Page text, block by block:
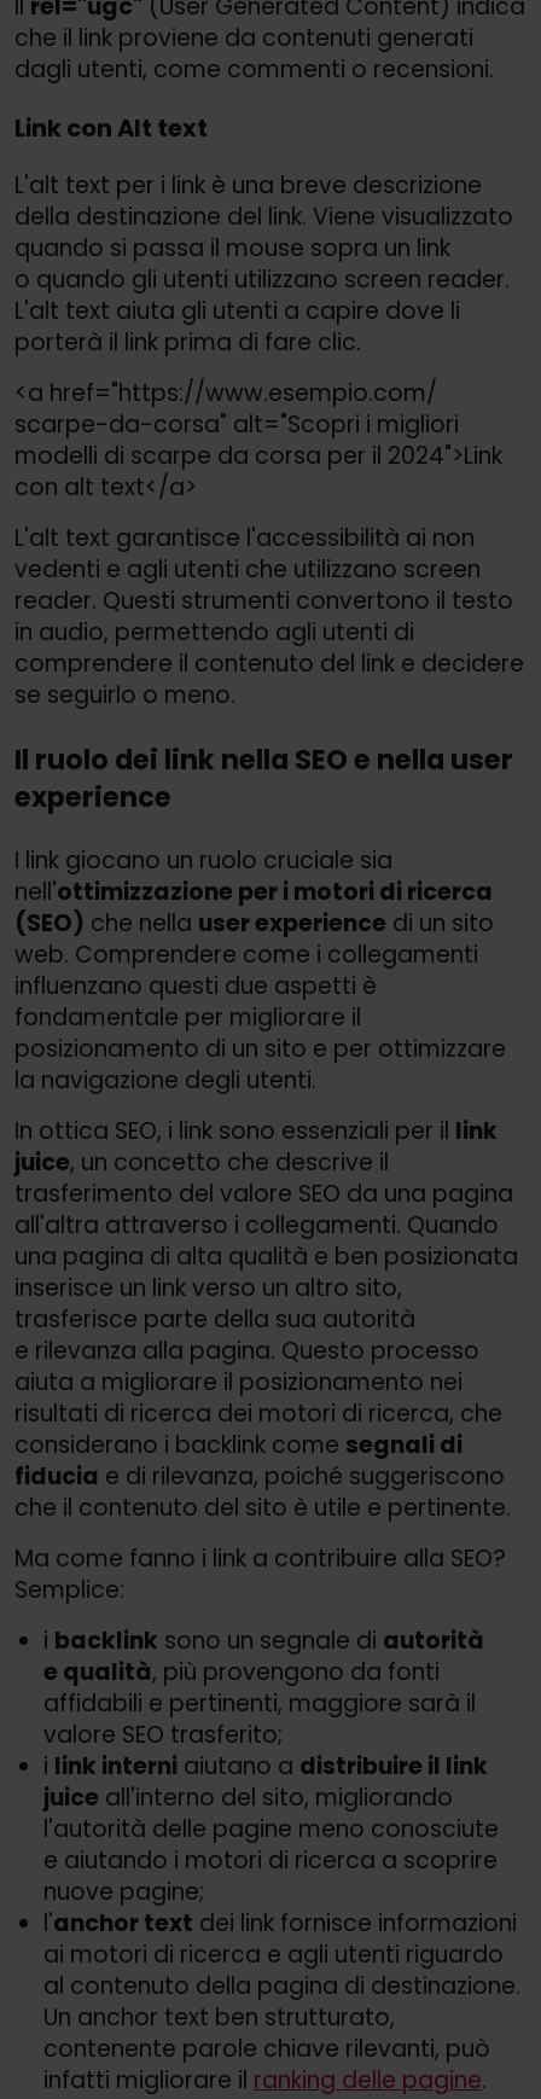
Il rel="ugc" (User Generated Content) indica
che il link proviene da contenuti generati
dagli utenti, come commenti o recensioni.
Link con Alt text
L'alt text per i link è una breve descrizione
della destinazione del link. Viene visualizzato
quando si passa il mouse sopra un link
o quando gli utenti utilizzano screen reader.
L'alt text aiuta gli utenti a capire dove li
porterà il link prima di fare clic.
<a href="https://www.esempio.com/
scarpe-da-corsa" alt="Scopri i migliori
modelli di scarpe da corsa per il 2024">Link
con alt text</a>
L'alt text garantisce l'accessibilità ai non
vedenti e agli utenti che utilizzano screen
reader. Questi strumenti convertono il testo
in audio, permettendo agli utenti di
comprendere il contenuto del link e decidere
se seguirlo o meno.
Il ruolo dei link nella SEO e nella user
experience
I link giocano un ruolo cruciale sia
nell'ottimizzazione per i motori di ricerca
(SEO) che nella user experience di un sito
web. Comprendere come i collegamenti
influenzano questi due aspetti è
fondamentale per migliorare il
posizionamento di un sito e per ottimizzare
la navigazione degli utenti.
In ottica SEO, i link sono essenziali per il link
juice, un concetto che descrive il
trasferimento del valore SEO da una pagina
all'altra attraverso i collegamenti. Quando
una pagina di alta qualità e ben posizionata
inserisce un link verso un altro sito,
trasferisce parte della sua autorità
e rilevanza alla pagina. Questo processo
aiuta a migliorare il posizionamento nei
risultati di ricerca dei motori di ricerca, che
considerano i backlink come segnali di
fiducia e di rilevanza, poiché suggeriscono
che il contenuto del sito è utile e pertinente.
Ma come fanno i link a contribuire alla SEO?
Semplice:
i backlink sono un segnale di autorità
e qualità, più provengono da fonti
affidabili e pertinenti, maggiore sarà il
valore SEO trasferito;
i link interni aiutano a distribuire il link
juice all'interno del sito, migliorando
l'autorità delle pagine meno conosciute
e aiutando i motori di ricerca a scoprire
nuove pagine;
l'anchor text dei link fornisce informazioni
ai motori di ricerca e agli utenti riguardo
al contenuto della pagina di destinazione.
Un anchor text ben strutturato,
contenente parole chiave rilevanti, può
infatti migliorare il ranking delle pagine.